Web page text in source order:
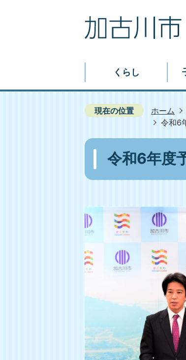
くらし
現在の位置 ホーム
令和6
令和6年度